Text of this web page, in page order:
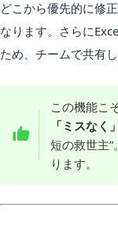
どこから優先的に修
なります。さらに
ため、チームで共有
この機能こ
「ミスなく」
短の救世主
ります。